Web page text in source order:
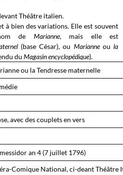
Théâtre italien.
à bien des variations. Elle est souvent
de Marianne, mais elle est
(base César), ou Marianne ou la
du Magasin encyclopédique).
ou la Tendresse maternelle
avec des couplets en vers
an 4 (7 juillet 1796)
Comique National, ci-deant Théâtre